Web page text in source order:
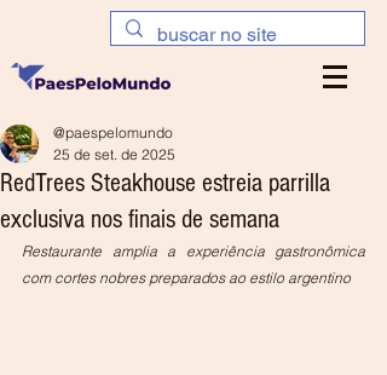
RedTrees Steakhouse estreia parrilla
exclusiva nos finais de semana
@paespelomundo
25 de set. de 2025
Restaurante amplia a experiência gastronômica
com cortes nobres preparados ao estilo argentino